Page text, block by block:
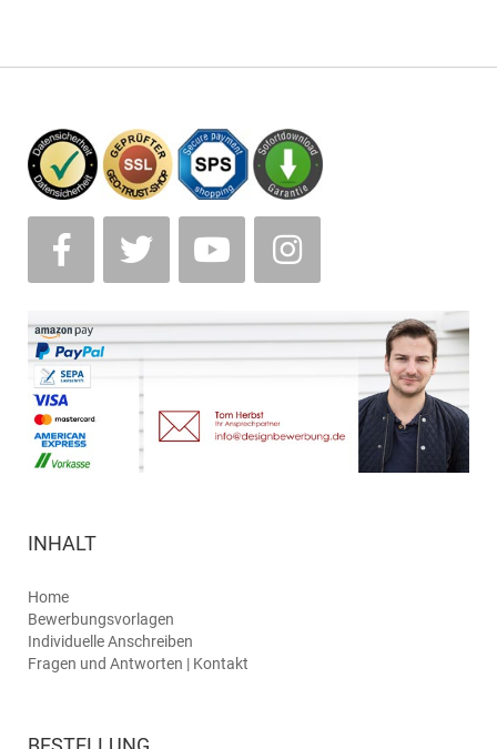
INHALT
Home
Bewerbungsvorlagen
Individuelle Anschreiben
Fragen und Antworten | Kontakt